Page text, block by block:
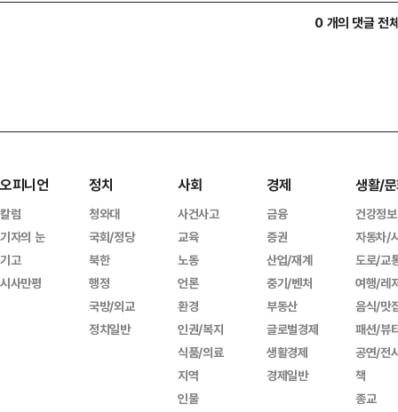
0 개의 댓글 전
오피니언
칼럼
기자의 눈
기고
시사만평
정치
청와대
국회/정당
북한
행정
국방/외교
정치일반
사회
사건사고
교육
노동
언론
환경
인권/복지
식품/의료
지역
인물
경제
금융
증권
산업/재계
중기/벤처
부동산
글로벌경제
생활경제
경제일반
생활/
건강정보
자동차/
도로/교
여행/레
음식/맛
패션/뷰
공연/전
책
종교